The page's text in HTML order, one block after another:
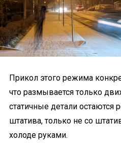
Прикол этого режима
что размывается только
статичные детали остаются
штатива, только не со
холоде руками.